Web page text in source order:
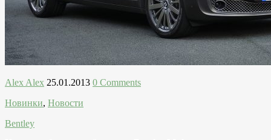
Alex Alex 25.01.2013 0 Comments
Новинки, Новости
Bentley